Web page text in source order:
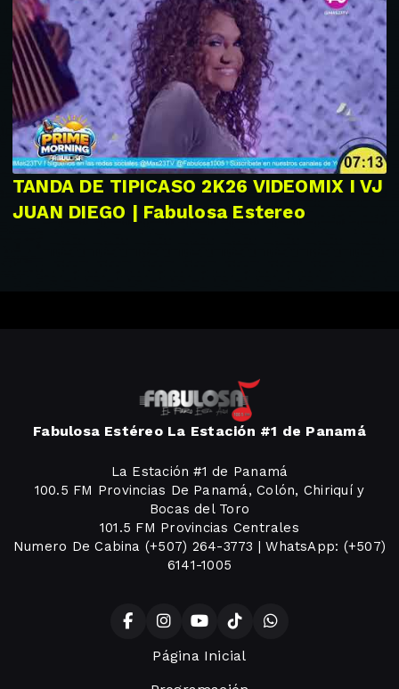
TANDA DE TIPICASO 2K26 VIDEOMIX I VJ
JUAN DIEGO | Fabulosa Estereo
Fabulosa Estéreo La Estación #1 de Panamá
La Estación #1 de Panamá
100.5 FM Provincias De Panamá, Colón, Chiriquí y
Bocas del Toro
101.5 FM Provincias Centrales
Numero De Cabina (+507) 264-3773 | WhatsApp: (+507)
6141-1005
Página Inicial